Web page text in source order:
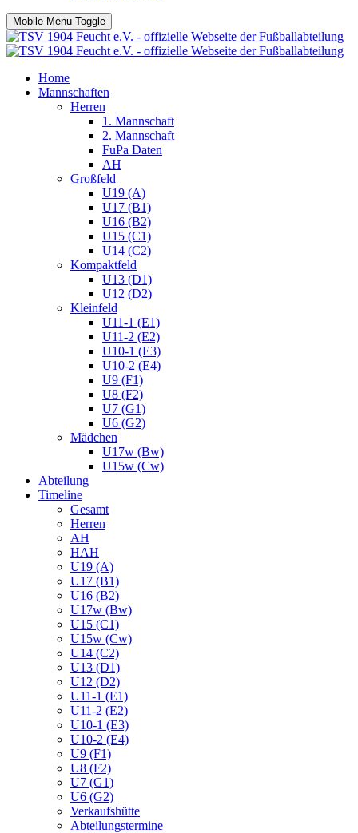
Mobile Menu Toggle
Home
Mannschaften
Herren
1. Mannschaft
2. Mannschaft
FuPa Daten
AH
Großfeld
U19 (A)
U17 (B1)
U16 (B2)
U15 (C1)
U14 (C2)
Kompaktfeld
U13 (D1)
U12 (D2)
Kleinfeld
U11-1 (E1)
U11-2 (E2)
U10-1 (E3)
U10-2 (E4)
U9 (F1)
U8 (F2)
U7 (G1)
U6 (G2)
Mädchen
U17w (Bw)
U15w (Cw)
Abteilung
Timeline
Gesamt
Herren
AH
HAH
U19 (A)
U17 (B1)
U16 (B2)
U17w (Bw)
U15 (C1)
U15w (Cw)
U14 (C2)
U13 (D1)
U12 (D2)
U11-1 (E1)
U11-2 (E2)
U10-1 (E3)
U10-2 (E4)
U9 (F1)
U8 (F2)
U7 (G1)
U6 (G2)
Verkaufshütte
Abteilungstermine